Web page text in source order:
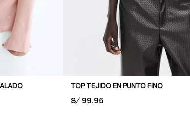
TOP TEJIDO EN PUNTO FINO
PRICE:
S/ 99.95